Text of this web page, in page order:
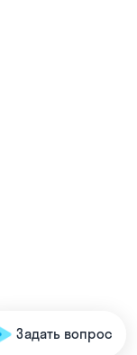
Задать вопрос